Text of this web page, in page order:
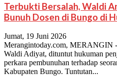
Terbukti Bersalah, Waldi
Bunuh Dosen di Bungo di
Jumat, 19 Juni 2026
Merangintoday.com, MERANGIN
Waldi Adiyat, dituntut hukuman
perkara pembunuhan terhadap
Kabupaten Bungo. Tuntutan...